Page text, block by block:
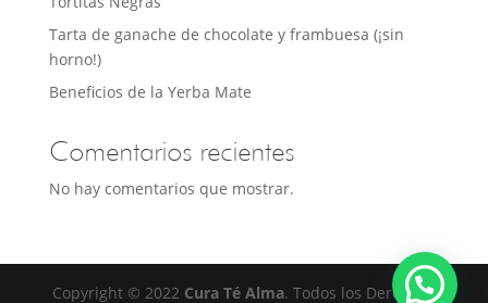
Tarta de ganache de chocolate y frambuesa (¡sin
horno!)
Beneficios de la Yerba Mate
Comentarios recientes
No hay comentarios que mostrar.
Copyright © 2022 Cura Té Alma. Todos los Derechos